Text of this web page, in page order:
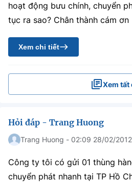
hoạt động bưu chính, chuyển
tục ra sao? Chân thành cám ơn
Xem chi tiết
Xem tất
Hỏi đáp - Trang Huong
Trang Huong - 02:09 28/02/2012
Công ty tôi có gửi 01 thùng
chuyển phát nhanh tại TP Hồ